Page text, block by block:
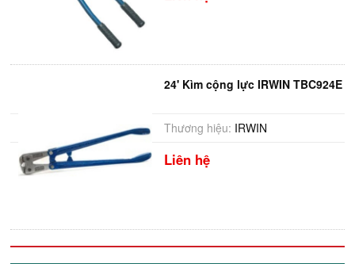
24' Kìm cộng lực IRWIN TBC924E
Thương hiệu: IRWIN
Liên hệ